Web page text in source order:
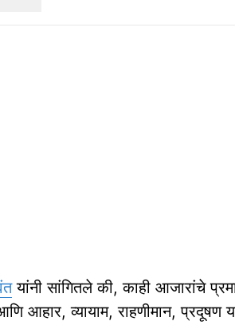
यांनी सांगितले की, काही आजारांचे
व्यायाम, राहणीमान, प्रदूषण